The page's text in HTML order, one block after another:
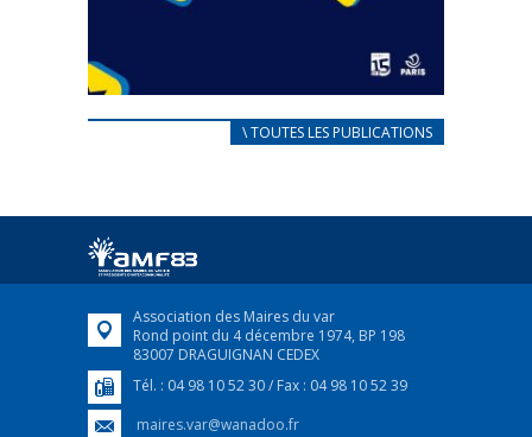
CARNET D’ACCUEIL
Afin d’accompagner au mieux les réfugiés
FEUILLETER
\ TOUTES LES PUBLICATIONS
Association des Maires du var
Rond point du 4 décembre 1974, BP 198
83007 DRAGUIGNAN CEDEX
Tél. : 04 98 10 52 30 / Fax : 04 98 10 52 39
maires.var@wanadoo.fr